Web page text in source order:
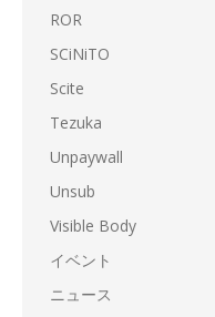
ROR
SCiNiTO
Scite
Tezuka
Unpaywall
Unsub
Visible Body
イベント
ニュース